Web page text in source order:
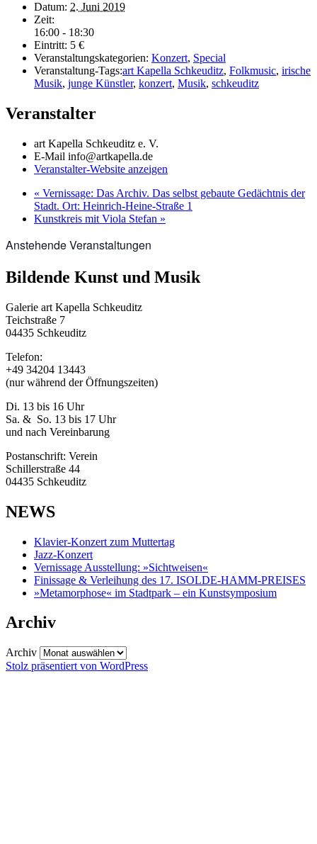
Datum: 2. Juni 2019
Zeit:
16:00 - 18:30
Eintritt: 5 €
Veranstaltungskategorien: Konzert, Special
Veranstaltung-Tags:art Kapella Schkeuditz, Folkmusic, irische
Musik, junge Künstler, konzert, Musik, schkeuditz
Veranstalter
art Kapella Schkeuditz e. V.
E-Mail info@artkapella.de
Veranstalter-Website anzeigen
« Vernissage: Das Archiv. Das selbst gebaute Gedächtnis der
Stadt. Ort: Heinrich-Heine-Straße 1
Kunstkreis mit Viola Stefan »
Anstehende Veranstaltungen
Bildende Kunst und Musik
Galerie art Kapella Schkeuditz
Teichstraße 7
04435 Schkeuditz
Telefon:
+49 34204 13443
(nur während der Öffnungszeiten)
Di. 13 bis 16 Uhr
Sa. & So. 13 bis 17 Uhr
und nach Vereinbarung
Postanschrift: Verein
Schillerstraße 44
04435 Schkeuditz
NEWS
Klavier-Konzert zum Muttertag
Jazz-Konzert
Vernissage Ausstellung: »Sichtweisen«
Finissage & Verleihung des 17. ISOLDE-HAMM-PREISES
»Metamorphose« im Stadtpark – ein Kunstsymposium
Archiv
Archiv
Stolz präsentiert von WordPress